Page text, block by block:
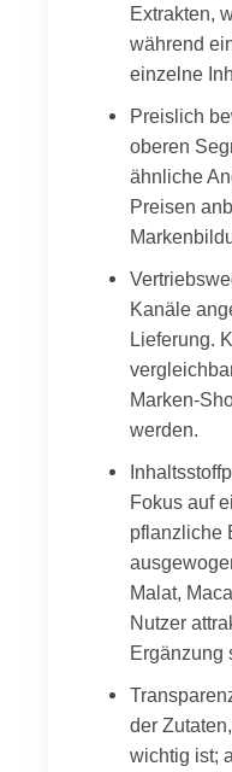
Extrakten,
während
einzelne
Preislich
oberen
ähnliche
Preisen
Kanäle
Lieferung.
Marken-
werden.
Fokus auf
pflanzliche
Malat,
Nutzer
Ergänzung
der
wichtig ist;